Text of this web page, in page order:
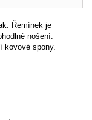
Řemínek je
nošení.
kovové spony.